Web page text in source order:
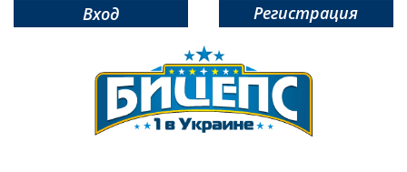
Вход Регистрация